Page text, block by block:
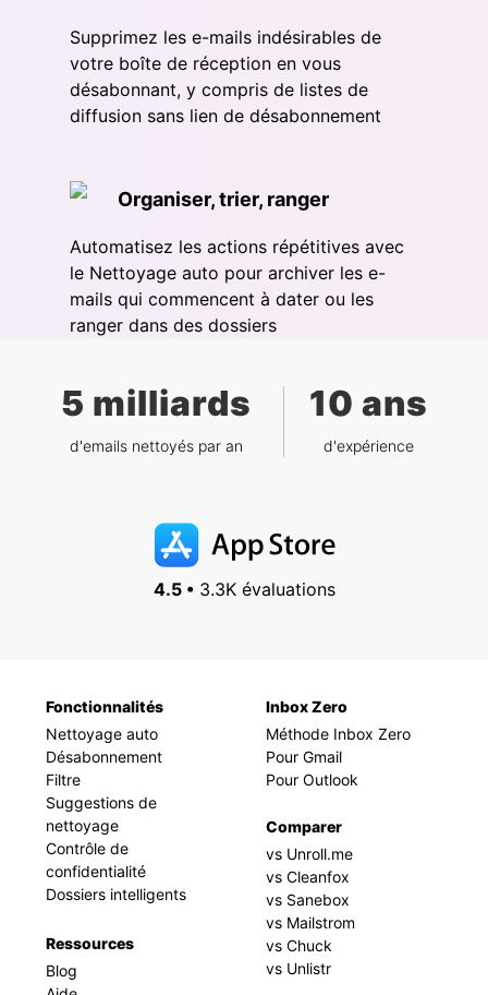
Supprimez les e-mails indésirables de
votre boîte de réception en vous
désabonnant, y compris de listes de
diffusion sans lien de désabonnement
Organiser, trier, ranger
Automatisez les actions répétitives avec
le Nettoyage auto pour archiver les e-
mails qui commencent à dater ou les
ranger dans des dossiers
5 milliards
d'emails nettoyés par an
10 ans
d'expérience
4.5 •3.3K évaluations
Fonctionnalités
Nettoyage auto
Désabonnement
Filtre
Suggestions de
nettoyage
Contrôle de
confidentialité
Dossiers intelligents
Ressources
Blog
Inbox Zero
Méthode Inbox Zero
Pour Gmail
Pour Outlook
Comparer
vs Unroll.me
vs Cleanfox
vs Sanebox
vs Mailstrom
vs Chuck
vs Unlistr